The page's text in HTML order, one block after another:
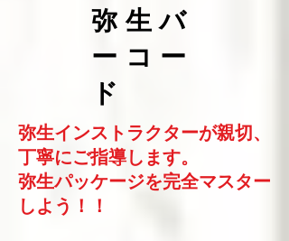
弥生バ
ーコー
ド
弥生インストラクターが親切、
丁寧にご指導します。
​弥生パッケージを完全マスター
しよう！！